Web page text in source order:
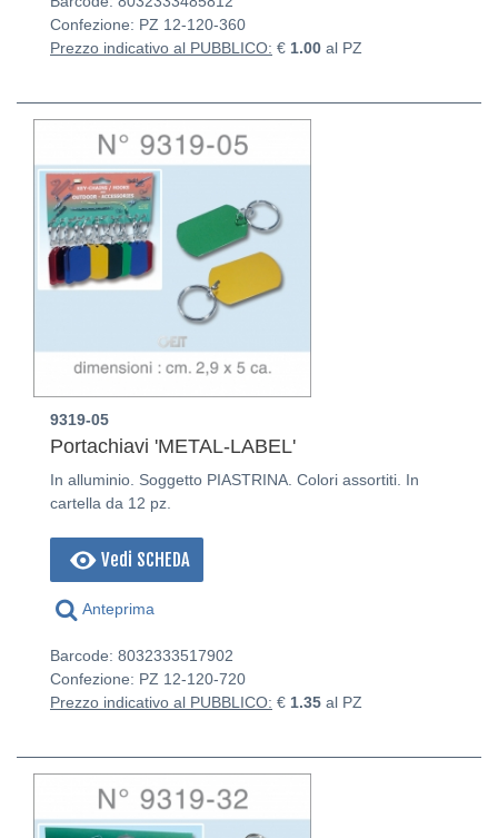
Confezione: PZ 12-120-360
Prezzo indicativo al PUBBLICO: € 1.00 al PZ
9319-05
Portachiavi 'METAL-LABEL'
In alluminio. Soggetto PIASTRINA. Colori assortiti. In
cartella da 12 pz.
Vedi SCHEDA
Anteprima
Barcode: 8032333517902
Confezione: PZ 12-120-720
Prezzo indicativo al PUBBLICO: € 1.35 al PZ